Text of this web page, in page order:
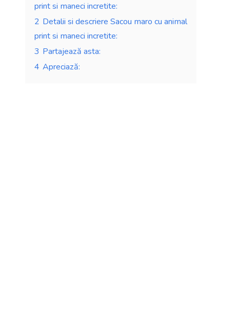
print si maneci incretite:
2 Detalii si descriere Sacou maro cu animal
print si maneci incretite:
3 Partajează asta:
4 Apreciază: